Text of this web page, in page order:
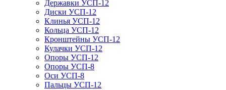
Державки УСП-12
Диски УСП-12
Клинья УСП-12
Кольца УСП-12
Кронштейны УСП-12
Кулачки УСП-12
Опоры УСП-12
Опоры УСП-8
Оси УСП-8
Пальцы УСП-12